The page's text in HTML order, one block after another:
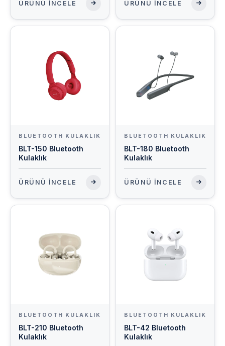
ÜRÜNÜ İNCELE ÜRÜNÜ İNCELE
BLUETOOTH KULAKLIK
BLT-150 Bluetooth
Kulaklık
ÜRÜNÜ İNCELE
BLUETOOTH KULAKLIK
BLT-180 Bluetooth
Kulaklık
ÜRÜNÜ İNCELE
BLUETOOTH KULAKLIK
BLT-210 Bluetooth
Kulaklık
BLUETOOTH KULAKLIK
BLT-42 Bluetooth
Kulaklık